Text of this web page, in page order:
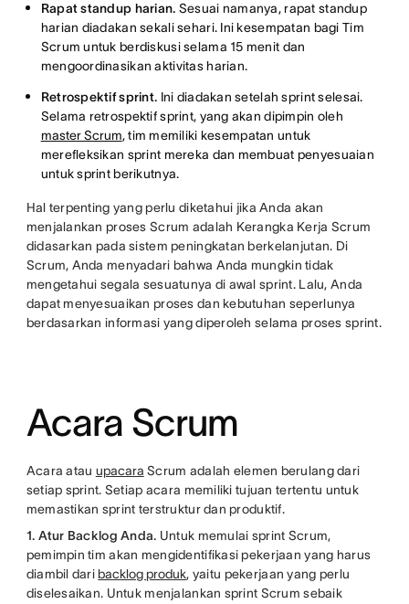
Rapat standup harian. Sesuai namanya, rapat standup
harian diadakan sekali sehari. Ini kesempatan bagi Tim
Scrum untuk berdiskusi selama 15 menit dan
mengoordinasikan aktivitas harian.
Retrospektif sprint. Ini diadakan setelah sprint selesai.
Selama retrospektif sprint, yang akan dipimpin oleh
master Scrum, tim memiliki kesempatan untuk
merefleksikan sprint mereka dan membuat penyesuaian
untuk sprint berikutnya.
Hal terpenting yang perlu diketahui jika Anda akan
menjalankan proses Scrum adalah Kerangka Kerja Scrum
didasarkan pada sistem peningkatan berkelanjutan. Di
Scrum, Anda menyadari bahwa Anda mungkin tidak
mengetahui segala sesuatunya di awal sprint. Lalu, Anda
dapat menyesuaikan proses dan kebutuhan seperlunya
berdasarkan informasi yang diperoleh selama proses sprint.
Acara Scrum
Acara atau upacara Scrum adalah elemen berulang dari
setiap sprint. Setiap acara memiliki tujuan tertentu untuk
memastikan sprint terstruktur dan produktif.
1. Atur Backlog Anda. Untuk memulai sprint Scrum,
pemimpin tim akan mengidentifikasi pekerjaan yang harus
diambil dari backlog produk, yaitu pekerjaan yang perlu
diselesaikan. Untuk menjalankan sprint Scrum sebaik